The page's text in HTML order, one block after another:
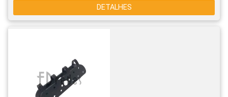
DETALHES